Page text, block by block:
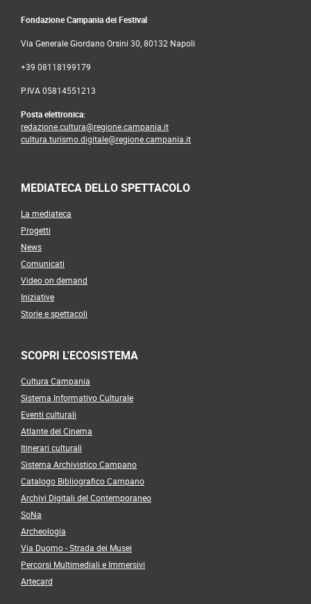
Fondazione Campania dei Festival
Via Generale Giordano Orsini 30, 80132 Napoli
+39 08118199179
P.IVA 05814551213
Posta elettronica:
redazione.cultura@regione.campania.it
cultura.turismo.digitale@regione.campania.it
MEDIATECA DELLO SPETTACOLO
La mediateca
Progetti
News
Comunicati
Video on demand
Iniziative
Storie e spettacoli
SCOPRI L'ECOSISTEMA
Cultura Campania
Sistema Informativo Culturale
Eventi culturali
Atlante del Cinema
Itinerari culturali
Sistema Archivistico Campano
Catalogo Bibliografico Campano
Archivi Digitali del Contemporaneo
SoNa
Archeologia
Via Duomo - Strada dei Musei
Percorsi Multimediali e Immersivi
Artecard